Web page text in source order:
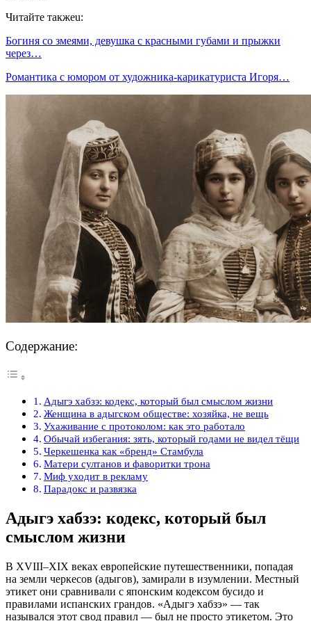
Читайте такжеu:
Богиня со змеями, девушка с красными губами и прыжки
через…
Романтика с юмором от художника-карикатуриста Игоря…
Содержание:
Адыгэ хабзэ: кодекс, который был смыслом жизни
Женщина в адыгском обществе: хозяйка, не вещь
Ухаживание с протоколом: как это работало
Обычай избегания: зять, который годами не видел тёщи
Черкешенка как «бренд» Стамбула
Матери султанов и фаворитки трона
Миф уходит в рекламу
Парадокс и развязка
Адыгэ хабзэ: кодекс, который был
смыслом жизни
В XVIII–XIX веках европейские путешественники, попадая
на земли черкесов (адыгов), замирали в изумлении. Местный
этикет они сравнивали с японским кодексом бусидо и
правилами испанских грандов. «Адыгэ хабзэ» — так
назывался этот свод правил — был не просто этикетом. Это